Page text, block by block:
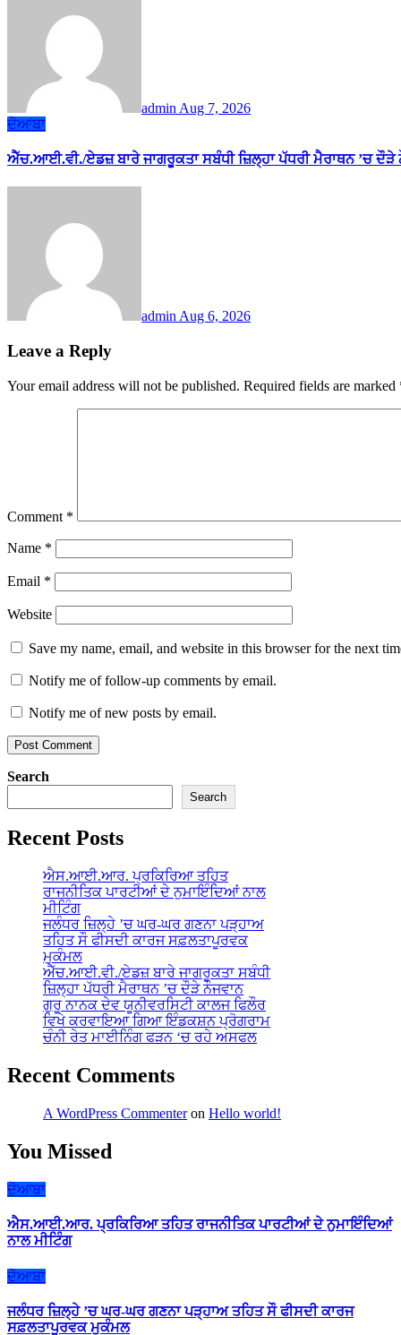
admin Aug 7, 2026
ਦੋਆਬਾ
ਐੱਚ.ਆਈ.ਵੀ./ਏਡਜ਼ ਬਾਰੇ ਜਾਗਰੂਕਤਾ ਸਬੰਧੀ ਜ਼ਿਲ੍ਹਾ ਪੱਧਰੀ ਮੈਰਾਥਨ ’ਚ ਦੌੜੇ
admin Aug 6, 2026
Leave a Reply
Your email address will not be published. Required fields are marked
Comment *
Name *
Email *
Website
Save my name, email, and website in this browser for the next
Notify me of follow-up comments by email.
Notify me of new posts by email.
Search
Search
Recent Posts
ਐਸ.ਆਈ.ਆਰ. ਪ੍ਰਕਿਰਿਆ ਤਹਿਤ
ਰਾਜਨੀਤਿਕ ਪਾਰਟੀਆਂ ਦੇ ਨੁਮਾਇੰਦਿਆਂ ਨਾਲ
ਮੀਟਿੰਗ
ਜਲੰਧਰ ਜ਼ਿਲ੍ਹੇ ’ਚ ਘਰ-ਘਰ ਗਣਨਾ ਪੜ੍ਹਾਅ
ਤਹਿਤ ਸੌ ਫੀਸਦੀ ਕਾਰਜ ਸਫ਼ਲਤਾਪੂਰਵਕ
ਮੁਕੰਮਲ
ਐੱਚ.ਆਈ.ਵੀ./ਏਡਜ਼ ਬਾਰੇ ਜਾਗਰੂਕਤਾ ਸਬੰਧੀ
ਜ਼ਿਲ੍ਹਾ ਪੱਧਰੀ ਮੈਰਾਥਨ ’ਚ ਦੌੜੇ ਨੌਜਵਾਨ
ਗੁਰੂ ਨਾਨਕ ਦੇਵ ਯੂਨੀਵਰਸਿਟੀ ਕਾਲਜ ਫਿਲੌਰ
ਵਿਖੇ ਕਰਵਾਇਆ ਗਿਆ ਇੰਡਕਸ਼ਨ ਪ੍ਰੋਗਰਾਮ
ਚੰਨੀ ਰੇਤ ਮਾਈਨਿੰਗ ਫੜਨ ‘ਚ ਰਹੇ ਅਸਫਲ
Recent Comments
A WordPress Commenteron Hello world!
You Missed
ਦੋਆਬਾ
ਐਸ.ਆਈ.ਆਰ. ਪ੍ਰਕਿਰਿਆ ਤਹਿਤ ਰਾਜਨੀਤਿਕ ਪਾਰਟੀਆਂ ਦੇ ਨੁਮਾਇੰਦਿਆਂ
ਨਾਲ ਮੀਟਿੰਗ
ਦੋਆਬਾ
ਜਲੰਧਰ ਜ਼ਿਲ੍ਹੇ ’ਚ ਘਰ-ਘਰ ਗਣਨਾ ਪੜ੍ਹਾਅ ਤਹਿਤ ਸੌ ਫੀਸਦੀ ਕਾਰਜ
ਸਫ਼ਲਤਾਪੂਰਵਕ ਮੁਕੰਮਲ